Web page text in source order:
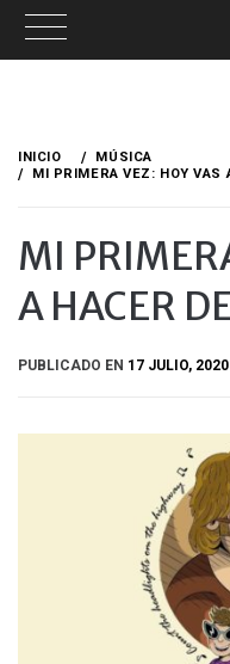
contenido
INICIO
MÚSICA
MI PRIMERA VEZ: HOY VAS
MI
A HACER
PUBLICADO EN 17 JULIO, 2020